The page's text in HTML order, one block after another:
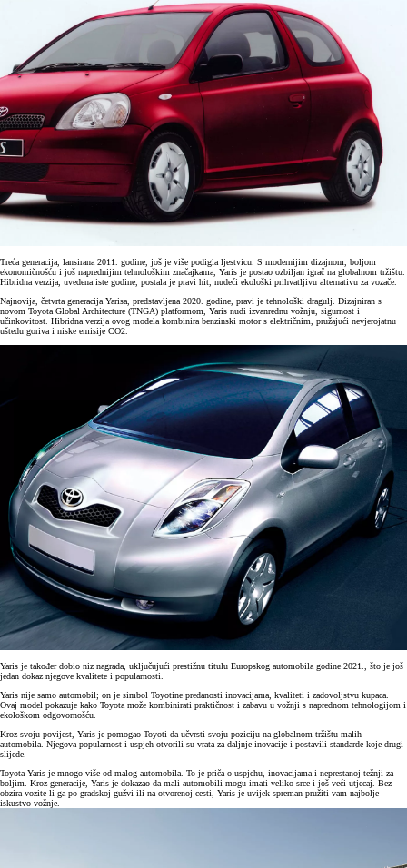
Treća generacija, lansirana 2011. godine, još je više podigla ljestvicu. S modernijim dizajnom, boljom
ekonomičnošću i još naprednijim tehnološkim značajkama, Yaris je postao ozbiljan igrač na globalnom tržištu.
Hibridna verzija, uvedena iste godine, postala je pravi hit, nudeći ekološki prihvatljivu alternativu za vozače.
Najnovija, četvrta generacija Yarisa, predstavljena 2020. godine, pravi je tehnološki dragulj. Dizajniran s
novom Toyota Global Architecture (TNGA) platformom, Yaris nudi izvanrednu vožnju, sigurnost i
učinkovitost. Hibridna verzija ovog modela kombinira benzinski motor s električnim, pružajući nevjerojatnu
uštedu goriva i niske emisije CO2.
Yaris je također dobio niz nagrada, uključujući prestižnu titulu Europskog automobila godine 2021., što je još
jedan dokaz njegove kvalitete i popularnosti.
Yaris nije samo automobil; on je simbol Toyotine predanosti inovacijama, kvaliteti i zadovoljstvu kupaca.
Ovaj model pokazuje kako Toyota može kombinirati praktičnost i zabavu u vožnji s naprednom tehnologijom i
ekološkom odgovornošću.
Kroz svoju povijest, Yaris je pomogao Toyoti da učvrsti svoju poziciju na globalnom tržištu malih
automobila. Njegova popularnost i uspjeh otvorili su vrata za daljnje inovacije i postavili standarde koje drugi
slijede.
Toyota Yaris je mnogo više od malog automobila. To je priča o uspjehu, inovacijama i neprestanoj težnji za
boljim. Kroz generacije, Yaris je dokazao da mali automobili mogu imati veliko srce i još veći utjecaj. Bez
obzira vozite li ga po gradskoj gužvi ili na otvorenoj cesti, Yaris je uvijek spreman pružiti vam najbolje
iskustvo vožnje.